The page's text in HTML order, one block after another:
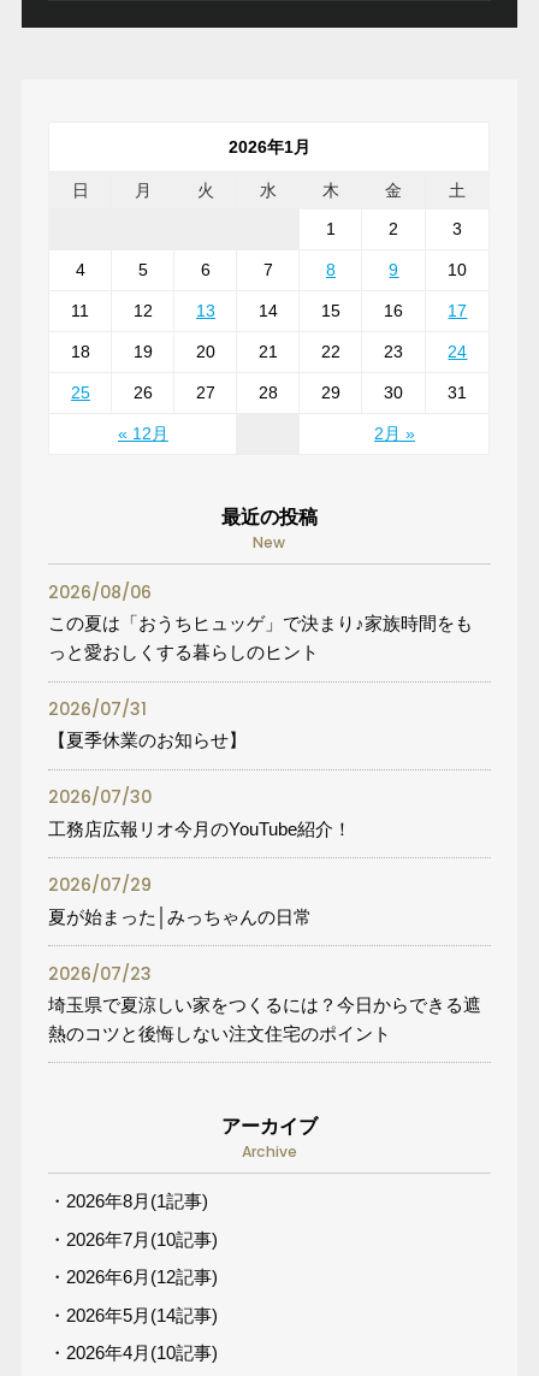
2026年1月
日 月 火 水 木 金 土
« 12月 2月 »
1 2 3
4 5 6 7 8 9 10
11 12 13 14 15 16 17
18 19 20 21 22 23 24
25 26 27 28 29 30 31
最近の投稿
New
2026/08/06
この夏は「おうちヒュッゲ」で決まり♪家族時間をも
っと愛おしくする暮らしのヒント
2026/07/31
【夏季休業のお知らせ】
2026/07/30
工務店広報リオ今月のYouTube紹介！
2026/07/29
夏が始まった│みっちゃんの日常
2026/07/23
埼玉県で夏涼しい家をつくるには？今日からできる遮
熱のコツと後悔しない注文住宅のポイント
アーカイブ
Archive
・2026年8月(1記事)
・2026年7月(10記事)
・2026年6月(12記事)
・2026年5月(14記事)
・2026年4月(10記事)